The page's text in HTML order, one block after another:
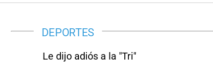
DEPORTES
Le dijo adiós a la "Tri"